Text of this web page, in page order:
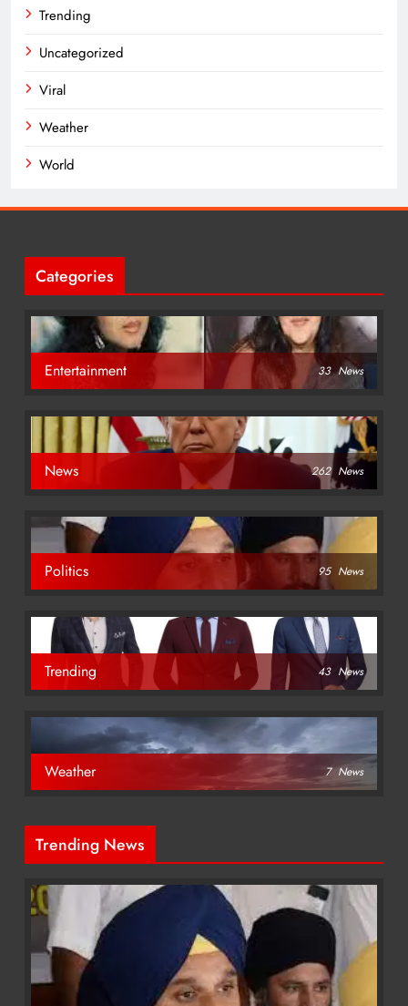
Trending
Uncategorized
Viral
Weather
World
Categories
Entertainment 33 News
News 262 News
Politics 95 News
Trending 43 News
Weather 7 News
Trending News